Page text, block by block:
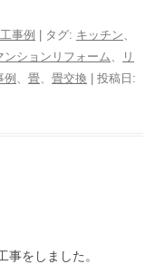
事例 | タグ: キッチン
ンションリフォーム
リ
例 畳 畳交換 | 投稿日:
をしました。